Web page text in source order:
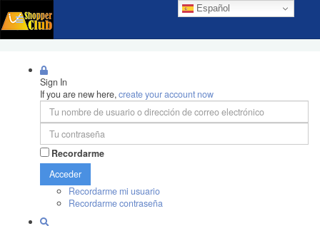
Español
Sign In
If you are new here,create your account now
Recordarme
Acceder
Recordarme mi usuario
Recordarme contraseña